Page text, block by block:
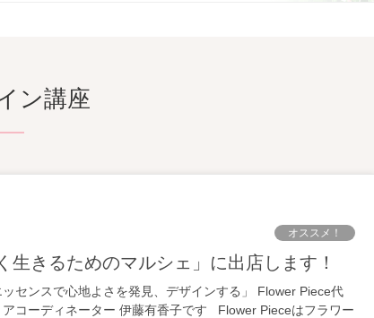
ン講座
オススメ！
く生きるためのマルシェ」に出店します！
センスで心地よさを発見、デザインする」 Flower Piece代
コーディネーター 伊藤有香子です Flower Pieceはフラワー